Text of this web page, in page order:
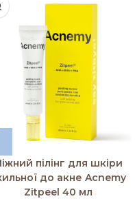
пілінг для шкіри
до акне Acnemy
Zitpeel 40 мл